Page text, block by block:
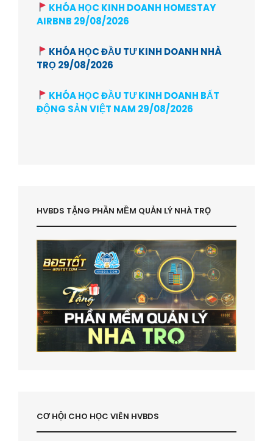
KHÓA HỌC KINH DOANH HOMESTAY
AIRBNB 29/08/2026
KHÓA HỌC ĐẦU TƯ KINH DOANH NHÀ
TRỌ 29/08/2026
KHÓA HỌC ĐẦU TƯ KINH DOANH BẤT
ĐỘNG SẢN VIỆT NAM 29/08/2026
HVBDS TẶNG PHẦN MỀM QUẢN LÝ NHÀ TRỌ
CƠ HỘI CHO HỌC VIÊN HVBDS